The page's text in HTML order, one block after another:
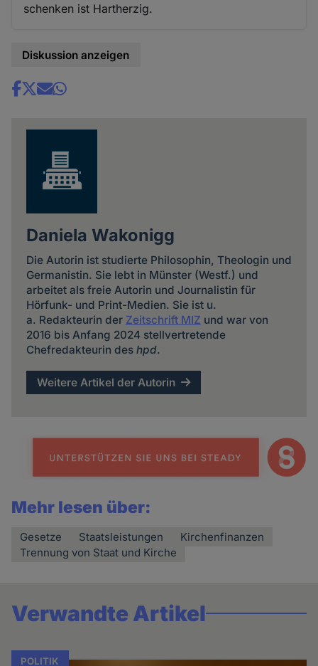
schenken ist Hartherzig.
Diskussion anzeigen
Share
Daniela Wakonigg
Die Autorin ist studierte Philosophin, Theologin und
Germanistin. Sie lebt in Münster (Westf.) und
arbeitet als freie Autorin und Journalistin für
Hörfunk- und Print-Medien. Sie ist u.
a. Redakteurin der Zeitschrift MIZ und war von
2016 bis Anfang 2024 stellvertretende
Chefredakteurin des hpd.
Weitere Artikel der Autorin
Mehr lesen über:
Gesetze Staatsleistungen
Kirchenfinanzen
Trennung von Staat und Kirche
Verwandte Artikel
POLITIK